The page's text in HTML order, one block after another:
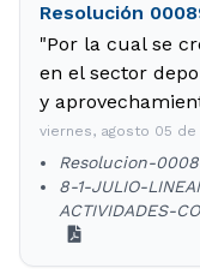
Resolución
"Por la cual se
en el sector
y
viernes, agosto 05 de
Resolucion-
8-1-JULIO-
ACTIVIDADES-